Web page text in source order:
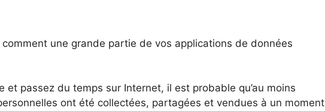
une grande partie de vos applications de données
et passez du temps sur Internet, il est probable qu’au moins
ont été collectées, partagées et vendues à un moment